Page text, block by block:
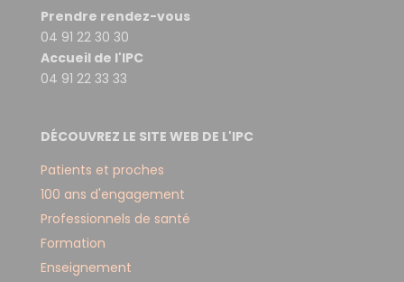
Prendre rendez-vous
04 91 22 30 30
Accueil de l'IPC
04 91 22 33 33
DÉCOUVREZ LE SITE WEB DE L'IPC
Patients et proches
100 ans d'engagement
Professionnels de santé
Formation
Enseignement